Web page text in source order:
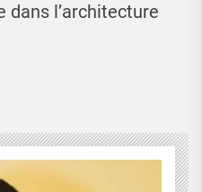
dans l’architecture